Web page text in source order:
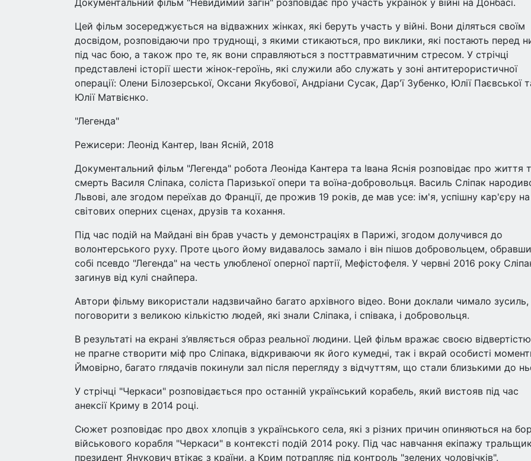
Документальний фільм "Невидимий загін" розповідає про участь українок у війні на Донбасі.
Цей фільм зосереджується на відважних жінках, які беруть участь у війні. Вони діляться своїм
досвідом, розповідаючи про труднощі, з якими стикаються, про виклики, які постають перед
під час бою, а також про те, як вони справляються з посттравматичним стресом. У стрічці
представлені історії шести жінок-героїнь, які служили або служать у зоні антитерористичної
операції: Олени Білозерської, Оксани Якубової, Андріани Сусак, Дар'ї Зубенко, Юлії Паєвської
Юлії Матвієнко.
"Легенда"
Режисери: Леонід Кантер, Іван Ясній, 2018
Документальний фільм "Легенда" робота Леоніда Кантера та Івана Яснія розповідає про життя
смерть Василя Сліпака, соліста Паризької опери та воїна-добровольця. Василь Сліпак
Львові, але згодом переїхав до Франції, де прожив 19 років, де мав усе: ім'я, успішну кар'єру на
світових оперних сценах, друзів та кохання.
Під час подій на Майдані він брав участь у демонстраціях в Парижі, згодом долучився до
волонтерського руху. Проте цього йому видавалось замало і він пішов добровольцем, обравши
собі псевдо "Легенда" на честь улюбленої оперної партії, Мефістофеля. У червні 2016 року
загинув від кулі снайпера.
Автори фільму використали надзвичайно багато архівного відео. Вони доклали чимало зусиль,
поговорити з великою кількістю людей, які знали Сліпака, і співака, і добровольця.
В результаті на екрані з’являється образ реальної людини. Цей фільм вражає своєю
не прагне створити міф про Сліпака, відкриваючи як його кумедні, так і вкрай особисті
Ймовірно, багато глядачів покинули зал після перегляду з відчуттям, що стали близькими до
У стрічці "Черкаси" розповідається про останній український корабель, який вистояв під час
анексії Криму в 2014 році.
Сюжет розповідає про двох хлопців з українського села, які з різних причин опиняються на
військового корабля "Черкаси" в контексті подій 2014 року. Під час навчання екіпажу
президент Янукович втікає з країни, а Крим потрапляє під контроль "зелених чоловічків".